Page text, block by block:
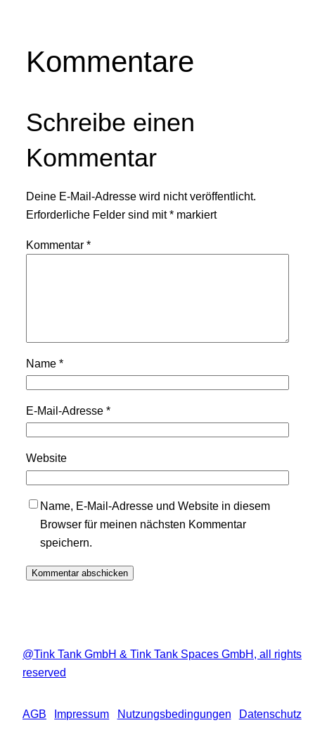
Kommentare
Schreibe einen
Kommentar
Deine E-Mail-Adresse wird nicht veröffentlicht.
Erforderliche Felder sind mit*markiert
Kommentar *
Name *
E-Mail-Adresse *
Website
Name, E-Mail-Adresse und Website in diesem
Browser für meinen nächsten Kommentar
speichern.
@Tink Tank GmbH & Tink Tank Spaces GmbH, all rights
reserved
AGB Impressum Nutzungsbedingungen Datenschutz